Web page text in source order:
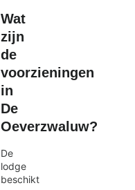
Wat
zijn
de
voorzieningen
in
De
Oeverzwaluw?
De
lodge
beschikt